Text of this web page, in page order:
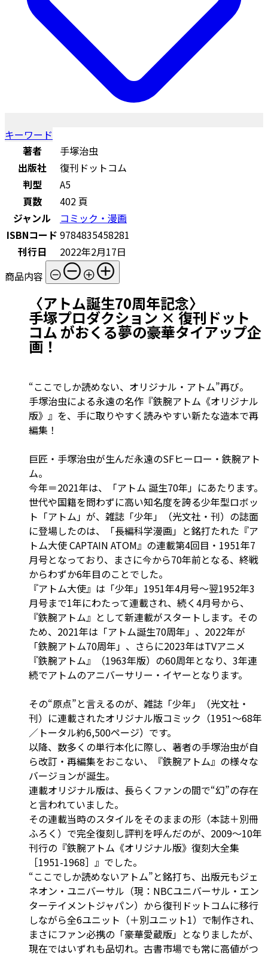
キーワード
著者
手塚治虫
出版社
復刊ドットコム
判型
A5
頁数
402 頁
ジャンル
コミック・漫画
ISBNコード 9784835458281
刊行日
2022年2月17日
商品内容
〈アトム誕生70周年記念〉
手塚プロダクション × 復刊ドット
コム がおくる夢の豪華タイアップ企
画！
“ここでしか読めない、オリジナル・アトム”再び。
手塚治虫による永遠の名作『鉄腕アトム《オリジナル
版》』を、手に取りやすく読みやすい新たな造本で再
編集！
巨匠・手塚治虫が生んだ永遠のSFヒーロー・鉄腕アト
ム。
今年＝2021年は、「アトム 誕生70年」にあたります。
世代や国籍を問わずに高い知名度を誇る少年型ロボッ
ト「アトム」が、雑誌「少年」（光文社・刊）の誌面
に登場したのは、「長編科学漫画」と銘打たれた『ア
トム大使 CAPTAIN ATOM』の連載第4回目・1951年7
月号となっており、まさに今から70年前となる、終戦
からわずか6年目のことでした。
『アトム大使』は「少年」1951年4月号～翌1952年3
月号まで1年にわたって連載され、続く4月号から、
『鉄腕アトム』として新連載がスタートします。その
ため、2021年は「アトム誕生70周年」、2022年が
「鉄腕アトム70周年」、さらに2023年はTVアニメ
『鉄腕アトム』（1963年版）の60周年となり、3年連
続でアトムのアニバーサリー・イヤーとなります。
その“原点”と言えるのが、雑誌「少年」（光文社・
刊）に連載されたオリジナル版コミック（1951～68年
／トータル約6,500ページ）です。
以降、数多くの単行本化に際し、著者の手塚治虫が自
ら改訂・再編集をおこない、『鉄腕アトム』の様々な
バージョンが誕生。
連載オリジナル版は、長らくファンの間で“幻”の存在
と言われていました。
その連載当時のスタイルをそのままの形（本誌＋別冊
ふろく）で完全復刻し評判を呼んだのが、2009～10年
刊行の『鉄腕アトム《オリジナル版》復刻大全集
［1951-1968］』でした。
“ここでしか読めないアトム”と銘打ち、出版元もジェ
ネオン・ユニバーサル（現：NBCユニバーサル・エン
ターテイメントジャパン）から復刊ドットコムに移行
しながら全6ユニット（＋別ユニット1）で制作され、
まさにファン必携の「豪華愛蔵版」となりましたが、
現在ではいずれも品切れ。古書市場でも常に高値がつ